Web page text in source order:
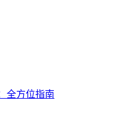
全方位指南